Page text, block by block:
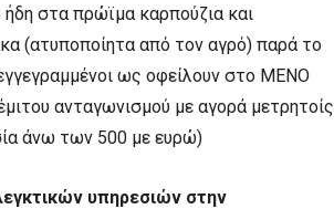
ήδη στα πρώϊμα καρπούζια και
(ατυποποίητα από τον αγρό) παρά το
ως οφείλουν στο ΜΕΝΟ
ανταγωνισμού με αγορά μετρητοίς
άνω των 500 με ευρώ)
υπηρεσιών στην